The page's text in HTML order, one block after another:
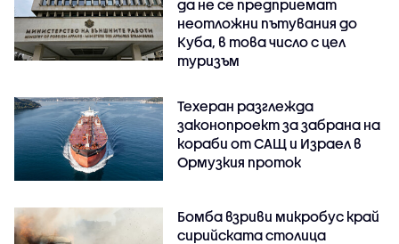
да не се предприемат
неотложни пътувания до
Куба, в това число с цел
туризъм
Техеран разглежда
законопроект за забрана на
кораби от САЩ и Израел в
Ормузкия проток
Бомба взриви микробус край
сирийската столица